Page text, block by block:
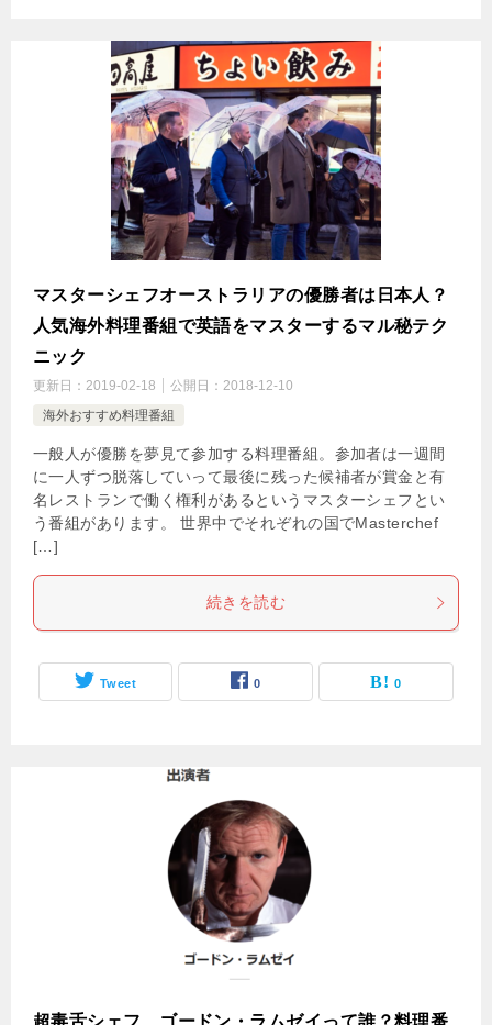
マスターシェフオーストラリアの優勝者は日本人？
人気海外料理番組で英語をマスターするマル秘テク
ニック
更新日： 2019-02-18 公開日： 2018-12-10
海外おすすめ料理番組
一般人が優勝を夢見て参加する料理番組。参加者は一週間
に一人ずつ脱落していって最後に残った候補者が賞金と有
名レストランで働く権利があるというマスターシェフとい
う番組があります。 世界中でそれぞれの国でMasterchef
[…]
続きを読む
Tweet 0 0
超毒舌シェフ、ゴードン・ラムゼイって誰？料理番